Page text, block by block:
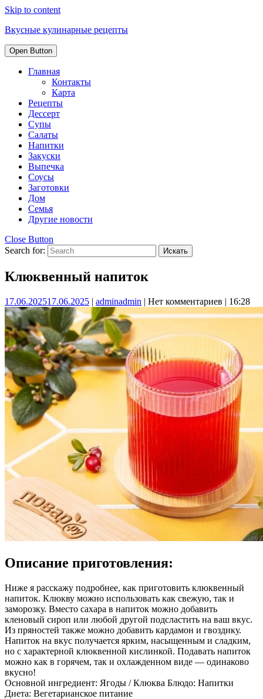
Skip to content
Вкусные кулинарные рецепты
Open Button
Главная
Контакты
Карта
Рецепты
Дессерт
Супы
Салаты
Напитки
Закуски
Выпечка
Соусы
Заготовки
Дом
Семья
Другие новости
Close Button
Search for:
Клюквенный напиток
17.06.202517.06.2025 | adminadmin | Нет комментариев | 16:28
Описание приготовления:
Ниже я расскажу подробнее, как приготовить клюквенный
напиток. Клюкву можно использовать как свежую, так и
заморозку. Вместо сахара в напиток можно добавить
кленовый сироп или любой другой подсластить на ваш вкус.
Из пряностей также можно добавить кардамон и гвоздику.
Напиток на вкус получается ярким, насыщенным и сладким,
но с характерной клюквенной кислинкой. Подавать напиток
можно как в горячем, так и охлажденном виде — одинаково
вкусно!
Основной ингредиент: Ягоды / Клюква Блюдо: Напитки
Диета: Вегетарианское питание